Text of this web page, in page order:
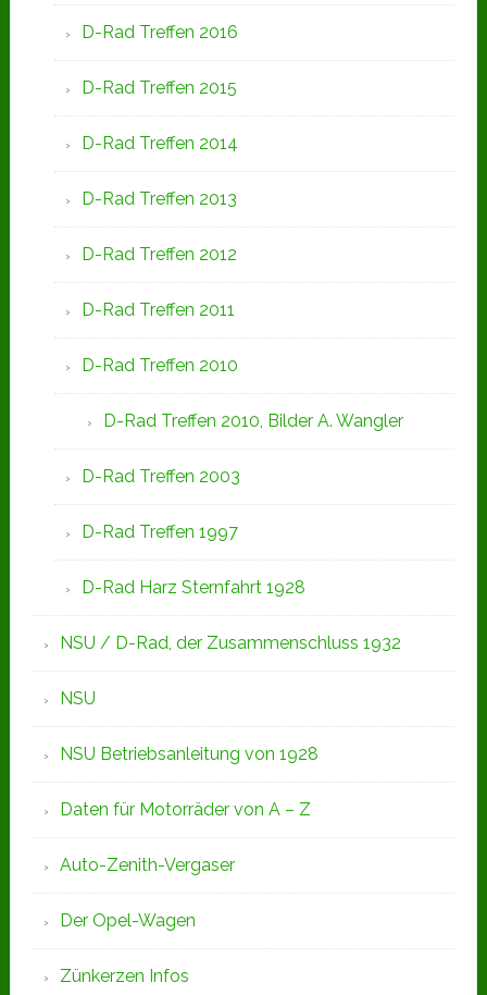
D-Rad Treffen 2016
D-Rad Treffen 2015
D-Rad Treffen 2014
D-Rad Treffen 2013
D-Rad Treffen 2012
D-Rad Treffen 2011
D-Rad Treffen 2010
D-Rad Treffen 2010, Bilder A. Wangler
D-Rad Treffen 2003
D-Rad Treffen 1997
D-Rad Harz Sternfahrt 1928
NSU / D-Rad, der Zusammenschluss 1932
NSU
NSU Betriebsanleitung von 1928
Daten für Motorräder von A – Z
Auto-Zenith-Vergaser
Der Opel-Wagen
Zünkerzen Infos